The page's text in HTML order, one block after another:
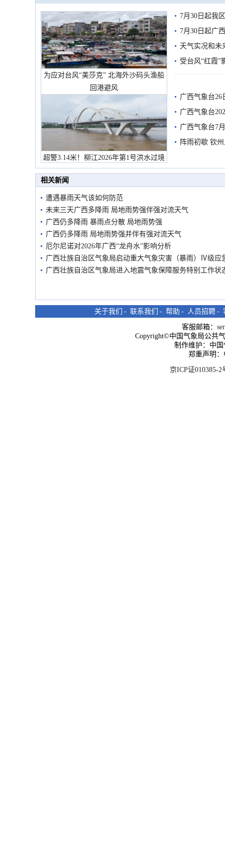
为应对台风“美莎克” 北海外沙码头渔船
回港避风
超警3.14米！柳江2026年第1号洪水过境
市民在堤岸见证汛况
7月30日起我
7月30日起广
天气实况和未
受台风“红霞”
有较强降雨
广西气象台26
广西气象台
预警
广西气象台7
阵雨初歇 钦
相关新闻
遭遇暴雨天气该如何防范
未来三天广西多降雨 局地雨势强伴强对流天气
广西仍多降雨 暴雨点分散 局地雨势强
广西仍多降雨 局地雨势强并伴有强对流天气
厄尔尼诺对2026年广西“龙舟水”影响分析
广西壮族自治区气象局启动重大气象灾害（暴雨）Ⅳ级应
广西壮族自治区气象局进入地震气象保障服务特别工作状
关于我们 - 联系我们 - 帮助 - 人员招聘 -
客服邮箱：
Copyright©中国气象局公共
制作维护：中
郑重声明
京ICP证010385-2